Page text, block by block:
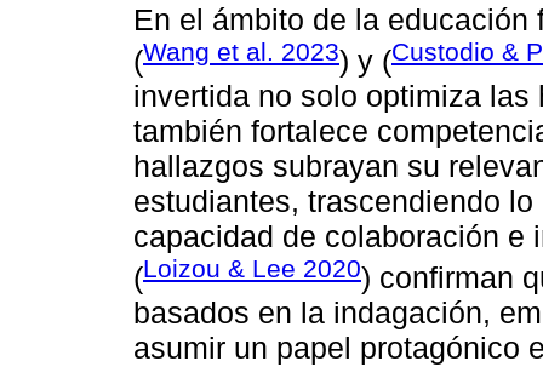
En el ámbito de la
(Wang et al. 2023) y (Custodio &
invertida no solo optimiza
también fortalece
hallazgos subrayan su
estudiantes, trascendiendo
capacidad de colaboración e
(Loizou & Lee 2020) confirman
basados en la indagación,
asumir un papel protagónico